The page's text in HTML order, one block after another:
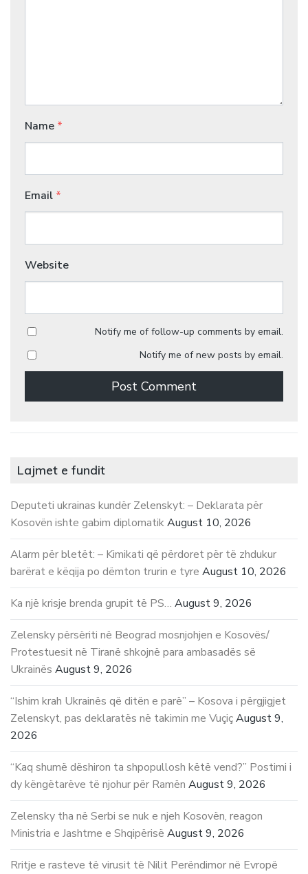
Name *
Email *
Website
Notify me of follow-up comments by email.
Notify me of new posts by email.
Lajmet e fundit
Deputeti ukrainas kundër Zelenskyt: – Deklarata për
Kosovën ishte gabim diplomatikAugust 10, 2026
Alarm për bletët: – Kimikati që përdoret për të zhdukur
barërat e këqija po dëmton trurin e tyre August 10, 2026
Ka një krisje brenda grupit të PS… August 9, 2026
Zelensky përsëriti në Beograd mosnjohjen e Kosovës/
Protestuesit në Tiranë shkojnë para ambasadës së
Ukrainës August 9, 2026
“Ishim krah Ukrainës që ditën e parë” – Kosova i përgjigjet
Zelenskyt, pas deklaratës në takimin me VuçiçAugust 9,
2026
“Kaq shumë dëshiron ta shpopullosh këtë vend?” Postimi i
dy këngëtarëve të njohur për Ramën August 9, 2026
Zelensky tha në Serbi se nuk e njeh Kosovën, reagon
Ministria e Jashtme e Shqipërisë August 9, 2026
Rritje e rasteve të virusit të Nilit Perëndimor në Evropë